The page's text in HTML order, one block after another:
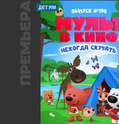
ПРЕМЬЕРА ДЕТЯМ